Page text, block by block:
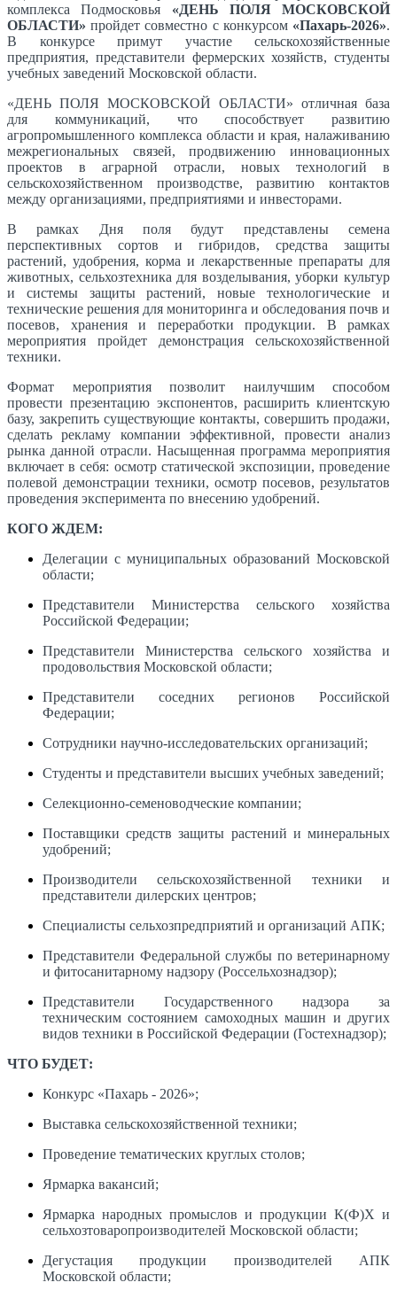
комплекса Подмосковья «ДЕНЬ ПОЛЯ МОСКОВСКОЙ
ОБЛАСТИ» пройдет совместно с конкурсом «Пахарь-2026».
В конкурсе примут участие сельскохозяйственные
предприятия, представители фермерских хозяйств, студенты
учебных заведений Московской области.
«ДЕНЬ ПОЛЯ МОСКОВСКОЙ ОБЛАСТИ» отличная база
для коммуникаций, что способствует развитию
агропромышленного комплекса области и края, налаживанию
межрегиональных связей, продвижению инновационных
проектов в аграрной отрасли, новых технологий в
сельскохозяйственном производстве, развитию контактов
между организациями, предприятиями и инвесторами.
В рамках Дня поля будут представлены семена
перспективных сортов и гибридов, средства защиты
растений, удобрения, корма и лекарственные препараты для
животных, сельхозтехника для возделывания, уборки культур
и системы защиты растений, новые технологические и
технические решения для мониторинга и обследования почв и
посевов, хранения и переработки продукции. В рамках
мероприятия пройдет демонстрация сельскохозяйственной
техники.
Формат мероприятия позволит наилучшим способом
провести презентацию экспонентов, расширить клиентскую
базу, закрепить существующие контакты, совершить продажи,
сделать рекламу компании эффективной, провести анализ
рынка данной отрасли. Насыщенная программа мероприятия
включает в себя: осмотр статической экспозиции, проведение
полевой демонстрации техники, осмотр посевов, результатов
проведения эксперимента по внесению удобрений.
КОГО ЖДЕМ:
Делегации с муниципальных образований Московской
области;
Представители Министерства сельского хозяйства
Российской Федерации;
Представители Министерства сельского хозяйства и
продовольствия Московской области;
Представители соседних регионов Российской
Федерации;
Сотрудники научно-исследовательских организаций;
Студенты и представители высших учебных заведений;
Селекционно-семеноводческие компании;
Поставщики средств защиты растений и минеральных
удобрений;
Производители сельскохозяйственной техники и
представители дилерских центров;
Специалисты сельхозпредприятий и организаций АПК;
Представители Федеральной службы по ветеринарному
и фитосанитарному надзору (Россельхознадзор);
Представители Государственного надзора за
техническим состоянием самоходных машин и других
видов техники в Российской Федерации (Гостехнадзор);
ЧТО БУДЕТ:
Конкурс «Пахарь - 2026»;
Выставка сельскохозяйственной техники;
Проведение тематических круглых столов;
Ярмарка вакансий;
Ярмарка народных промыслов и продукции К(Ф)Х и
сельхозтоваропроизводителей Московской области;
Дегустация продукции производителей АПК
Московской области;